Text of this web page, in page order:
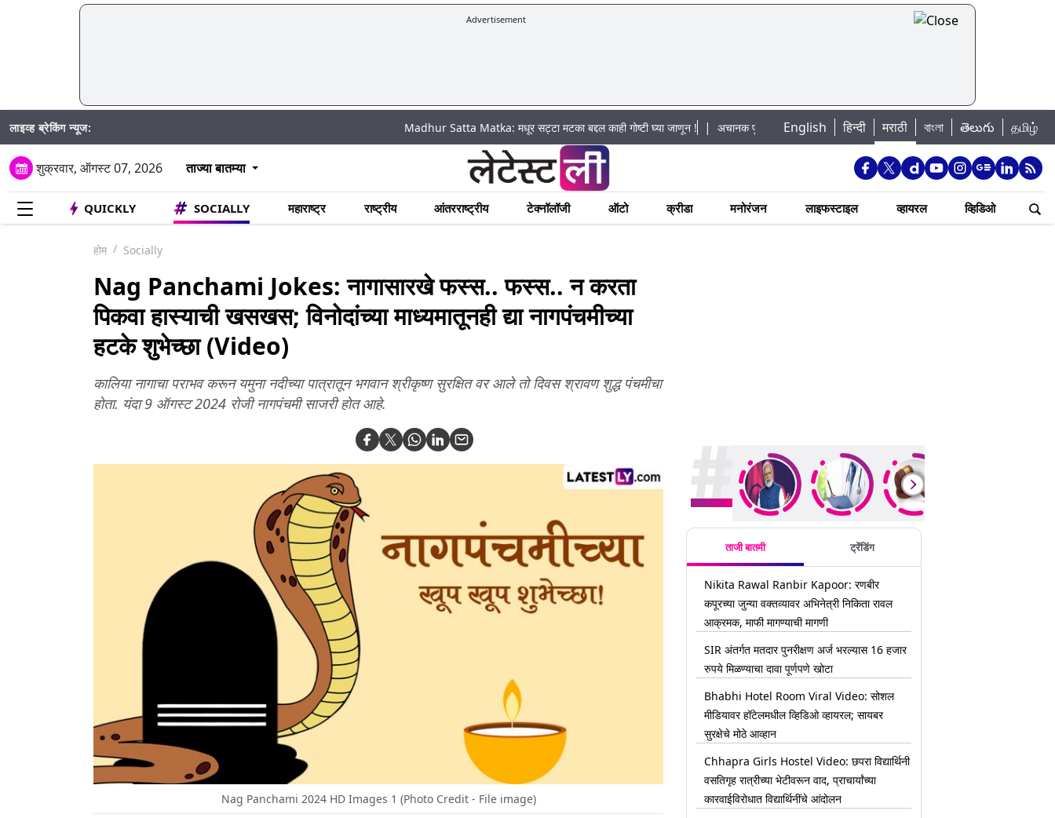
Advertisement
लाइव्ह ब्रेकिंग न्यूज: Madhur Satta Matka: मधूर सट्टा मटका बद्दल काही गोष्टी घ्या जाणून !|अचानक पूराचा धोका: खडकवासला धरणातून मुठानदी पात्रात विसर्ग सुरु; नागरिकांना नदीपात्रात न
English हिन्दी मराठी বাংলা తెలుగు தமிழ்
शुक्रवार, ऑगस्ट 07, 2026 ताज्या बातम्या
QUICKLY SOCIALLY महाराष्ट्र राष्ट्रीय आंतरराष्ट्रीय टेक्नॉलॉजी ऑटो क्रीडा मनोरंजन लाइफस्टाइल व्हायरल व्हिडिओ
होम Socially
Nag Panchami Jokes: नागासारखे फस्स.. फस्स.. न करता
पिकवा हास्याची खसखस; विनोदांच्या माध्यमातूनही द्या नागपंचमीच्या
हटके शुभेच्छा (Video)
कालिया नागाचा पराभव करून यमुना नदीच्या पात्रातून भगवान श्रीकृष्ण सुरक्षित वर आले तो दिवस श्रावण शुद्ध पंचमीचा
होता. यंदा 9 ऑगस्ट 2024 रोजी नागपंचमी साजरी होत आहे.
Nag Panchami 2024 HD Images 1 (Photo Credit - File image)
ताजी बातमी ट्रेंडिंग
Nikita Rawal Ranbir Kapoor: रणबीर
कपूरच्या जुन्या वक्तव्यावर अभिनेत्री निकिता रावल
आक्रमक, माफी मागण्याची मागणी
SIR अंतर्गत मतदार पुनरीक्षण अर्ज भरल्यास 16 हजार
रुपये मिळण्याचा दावा पूर्णपणे खोटा
Bhabhi Hotel Room Viral Video: सोशल
मीडियावर हॉटेलमधील व्हिडिओ व्हायरल; सायबर
सुरक्षेचे मोठे आव्हान
Chhapra Girls Hostel Video: छपरा विद्यार्थिनी
वसतिगृह रात्रीच्या भेटीवरून वाद, प्राचार्यांच्या
कारवाईविरोधात विद्यार्थिनींचे आंदोलन